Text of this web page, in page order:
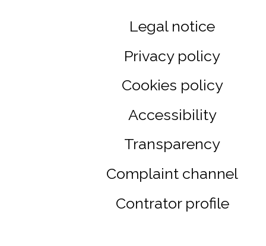
Legal notice
Privacy policy
Cookies policy
Accessibility
Transparency
Complaint channel
Contrator profile